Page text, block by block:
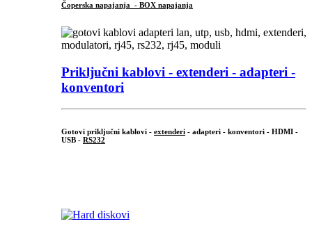
Čoperska napajanja - BOX napajanja
Priključni kablovi - extenderi - adapteri -
konventori
Gotovi priključni kablovi - extenderi - adapteri - konventori - HDMI -
USB - RS232